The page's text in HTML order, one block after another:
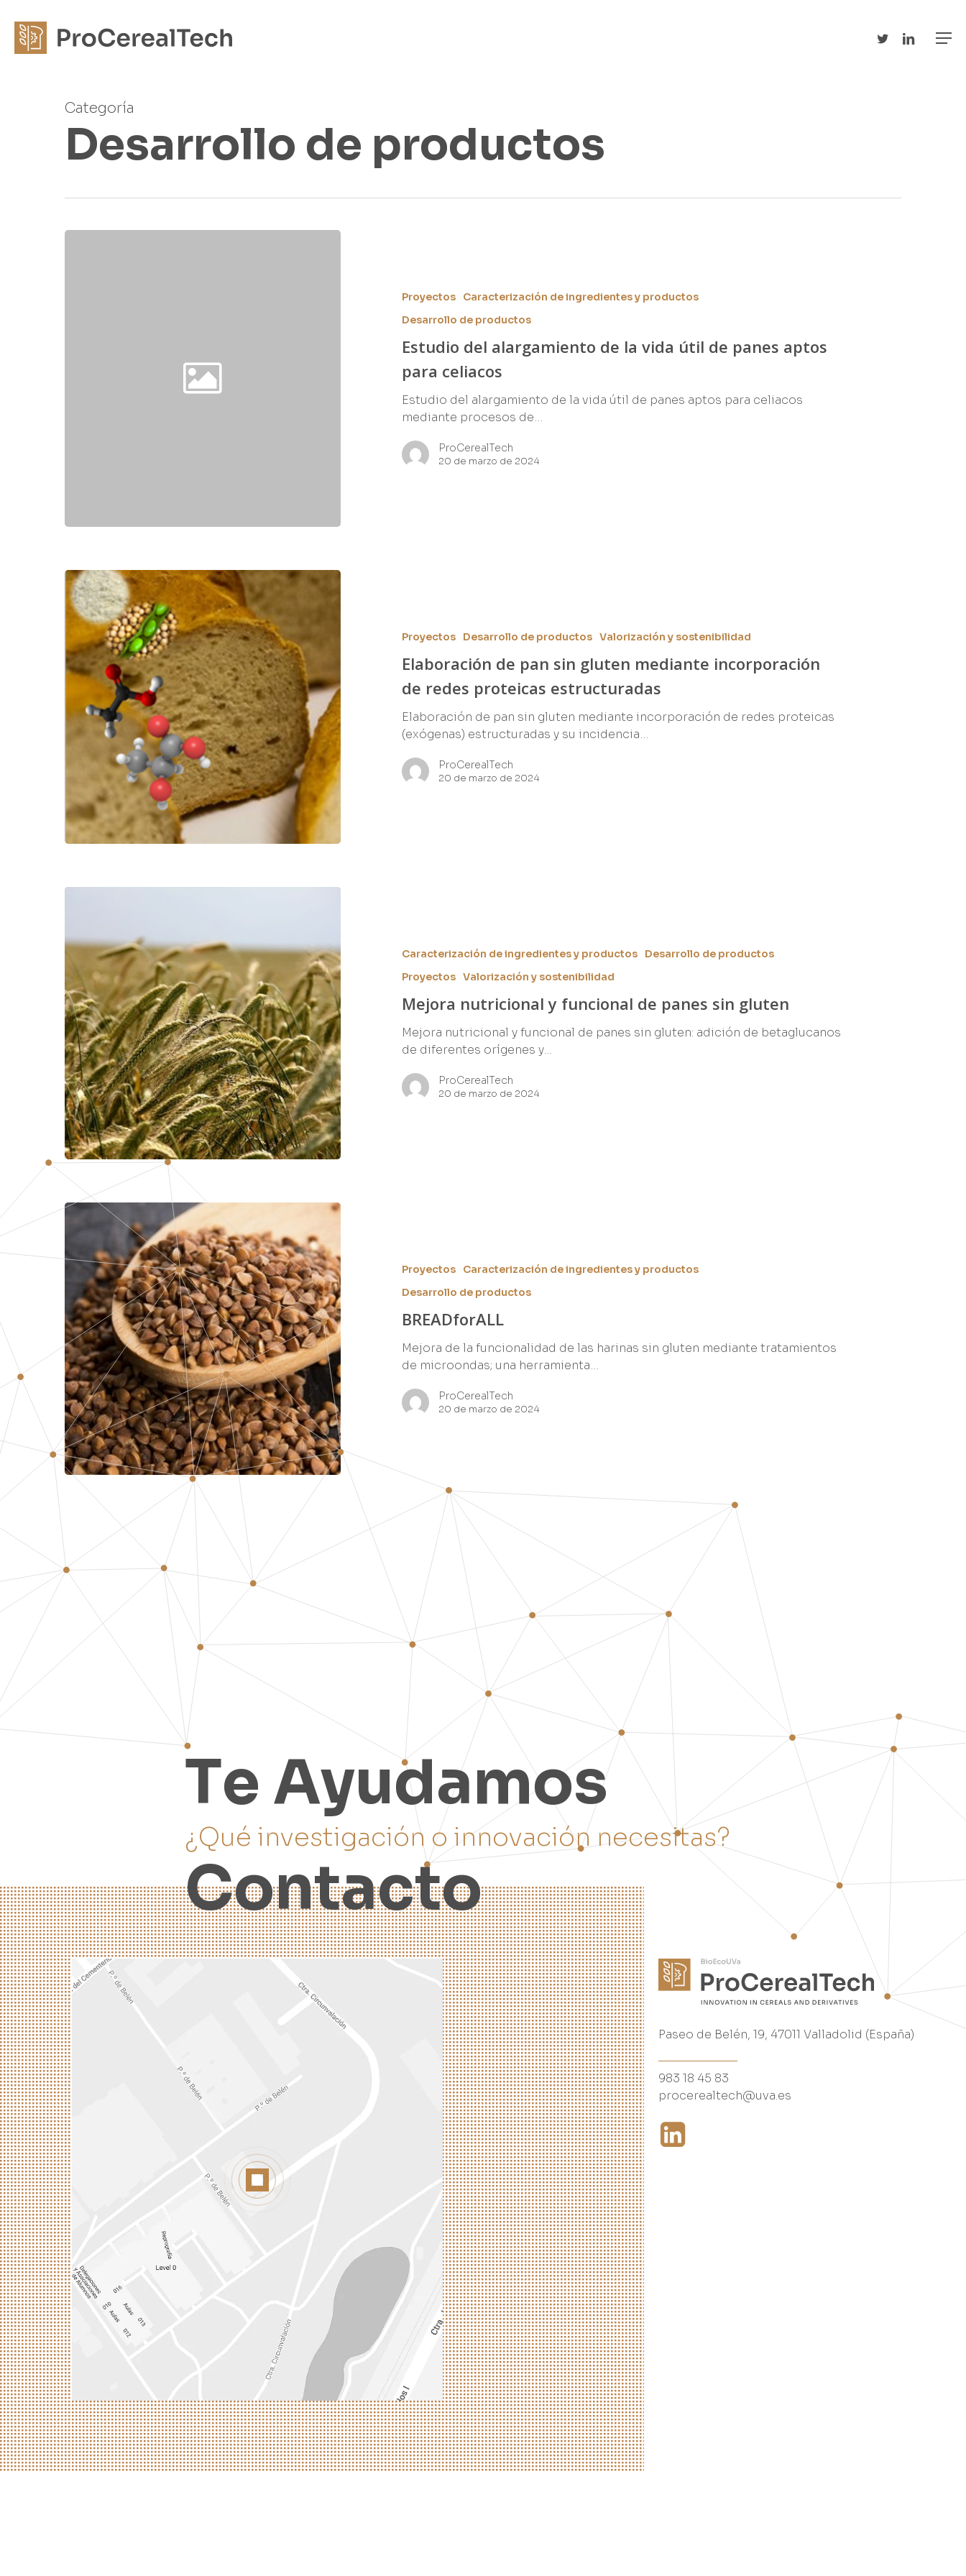
main
Menu
twitterlinkedin
Categoría
Desarrollo de productos
Proyectos
Caracterización de ingredientes y productos
Desarrollo de productos
Estudio del alargamiento de la vida útil de panes aptos
para celiacos
Estudio del alargamiento de la vida útil de panes aptos para celiacos
mediante procesos de…
ProCerealTech
20 de marzo de 2024
Proyectos Desarrollo de productos Valorización y sostenibilidad
Elaboración de pan sin gluten mediante incorporación
de redes proteicas estructuradas
Elaboración de pan sin gluten mediante incorporación de redes proteicas
(exógenas) estructuradas y su incidencia…
ProCerealTech
20 de marzo de 2024
Caracterización de ingredientes y productos
Desarrollo de productos
Proyectos Valorización y sostenibilidad
Mejora nutricional y funcional de panes sin gluten
Mejora nutricional y funcional de panes sin gluten: adición de betaglucanos
de diferentes orígenes y…
ProCerealTech
20 de marzo de 2024
Proyectos
Caracterización de ingredientes y productos
Desarrollo de productos
BREADforALL
Mejora de la funcionalidad de las harinas sin gluten mediante tratamientos
de microondas; una herramienta…
ProCerealTech
20 de marzo de 2024
Te Ayudamos
¿ Qué investigación o innovación necesitas?
Contacto
Paseo de Belén, 19, 47011 Valladolid (España)
983 18 45 83
procerealtech@uva.es